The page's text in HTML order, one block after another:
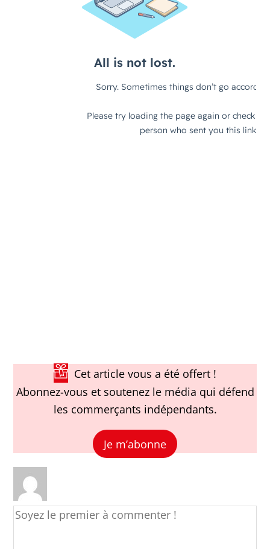
Cet article vous a été offert !
Abonnez-vous et soutenez le média qui défend
les commerçants indépendants.
Je m’abonne